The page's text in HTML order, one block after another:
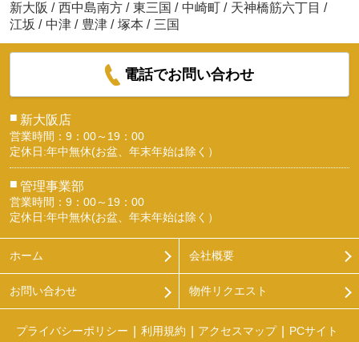
新大阪 / 西中島南方 / 東三国 / 中崎町 / 天神橋筋六丁目 /
江坂 / 中津 / 豊津 / 塚本 / 三国
電話でお問い合わせ
■ 新大阪店
営業時間：9：00～19：00
定休日:年中無休(お盆、年末年始は除く）
■ 管理事業部
営業時間：9：00～19：00
定休日:年中無休(お盆、年末年始は除く）
ホーム 会社概要
お問い合わせ 物件リクエスト
プライバシーポリシー 利用規約 アクセスマップ PCサイト